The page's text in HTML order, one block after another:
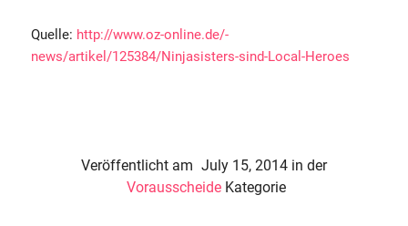
Quelle: http://www.oz-online.de/-
news/artikel/125384/Ninjasisters-sind-Local-Heroes
Veröffentlicht am July 15, 2014 in der
Vorausscheide Kategorie